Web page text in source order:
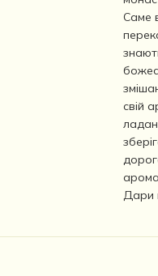
Саме
свій
Дари